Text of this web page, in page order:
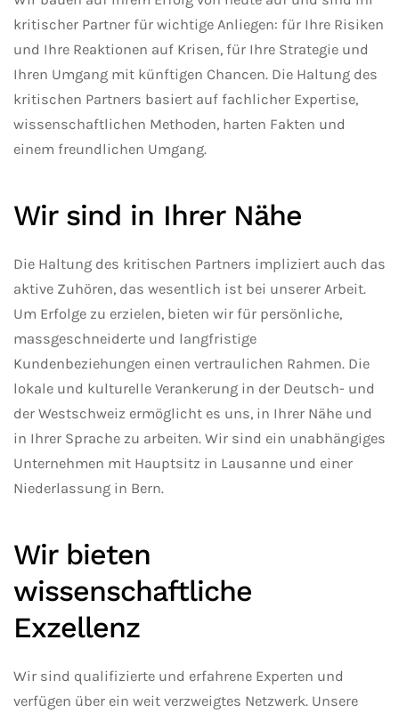
kritischer Partner für wichtige Anliegen: für Ihre Risiken
und Ihre Reaktionen auf Krisen, für Ihre Strategie und
Ihren Umgang mit künftigen Chancen. Die Haltung des
kritischen Partners basiert auf fachlicher Expertise,
wissenschaftlichen Methoden, harten Fakten und
einem freundlichen Umgang.
Wir sind in Ihrer Nähe
Die Haltung des kritischen Partners impliziert auch das
aktive Zuhören, das wesentlich ist bei unserer Arbeit.
Um Erfolge zu erzielen, bieten wir für persönliche,
massgeschneiderte und langfristige
Kundenbeziehungen einen vertraulichen Rahmen. Die
lokale und kulturelle Verankerung in der Deutsch- und
der Westschweiz ermöglicht es uns, in Ihrer Nähe und
in Ihrer Sprache zu arbeiten. Wir sind ein unabhängiges
Unternehmen mit Hauptsitz in Lausanne und einer
Niederlassung in Bern.
Wir bieten
wissenschaftliche
Exzellenz
Wir sind qualifizierte und erfahrene Experten und
verfügen über ein weit verzweigtes Netzwerk. Unsere